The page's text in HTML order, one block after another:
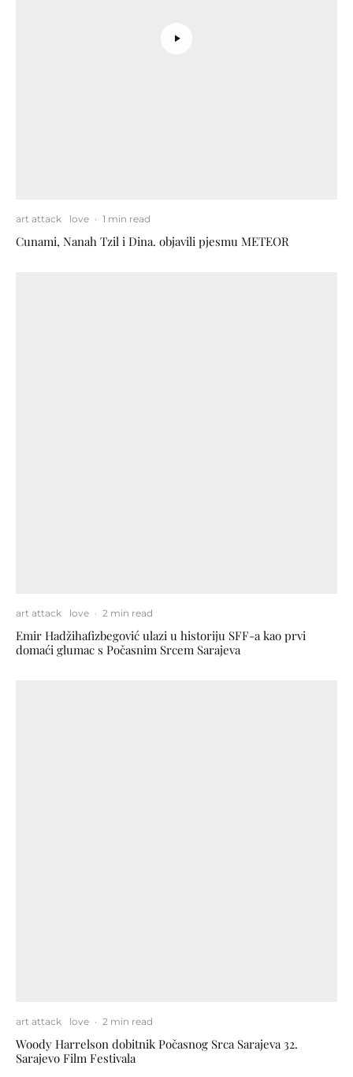
art attack love · 1 min read
Cunami, Nanah Tzil i Dina. objavili pjesmu METEOR
art attack love · 2 min read
Emir Hadžihafizbegović ulazi u historiju SFF-a kao prvi
domaći glumac s Počasnim Srcem Sarajeva
art attack love · 2 min read
Woody Harrelson dobitnik Počasnog Srca Sarajeva 32.
Sarajevo Film Festivala